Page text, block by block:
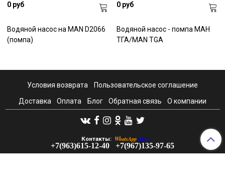
0 руб
Водяной насос на MAN D2066
(помпа)
0 руб
Водяной насос - помпа МАН
ТГА/MAN TGA
Условия возврата Пользовательское соглашение
Доставка Оплата Блог Обратная связь О компании
Контакты: WhatsAppViber
+7(963)615-12-40 +7(967)135-97-65